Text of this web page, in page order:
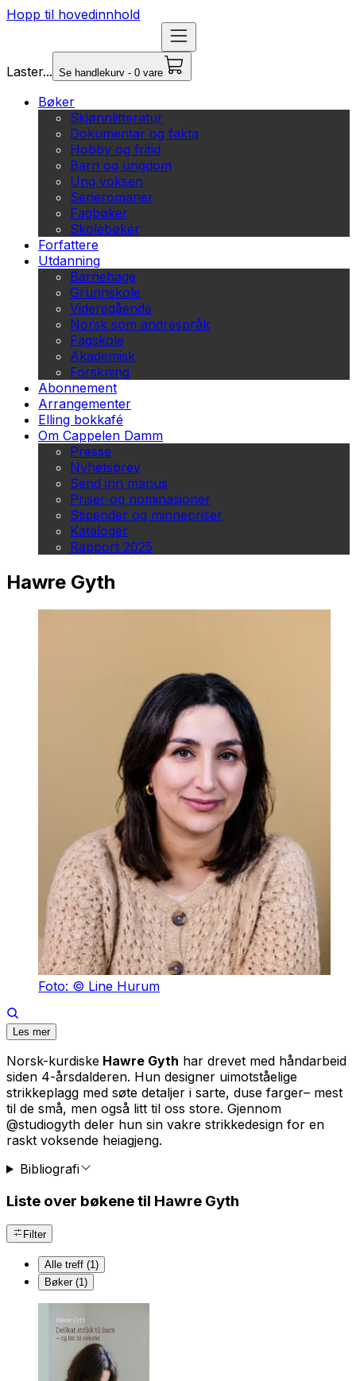
Hopp til hovedinnhold
Laster... Se handlekurv - 0 vare
Bøker
Skjønnlitteratur
Dokumentar og fakta
Hobby og fritid
Barn og ungdom
Ung voksen
Serieromaner
Fagbøker
Skolebøker
Forfattere
Utdanning
Barnehage
Grunnskole
Videregående
Norsk som andrespråk
Fagskole
Akademisk
Forskning
Abonnement
Arrangementer
Elling bokkafé
Om Cappelen Damm
Presse
Nyhetsbrev
Send inn manus
Priser og nominasjoner
Stipender og minnepriser
Kataloger
Rapport 2025
Hawre Gyth
Foto: © Line Hurum
Les mer
Norsk-kurdiske Hawre Gyth har drevet med håndarbeid
siden 4-årsdalderen. Hun designer uimotståelige
strikkeplagg med søte detaljer i sarte, duse farger– mest
til de små, men også litt til oss store. Gjennom
@studiogyth deler hun sin vakre strikkedesign for en
raskt voksende heiagjeng.
Bibliografi
Liste over bøkene til Hawre Gyth
Filter
Alle treff (1)
Bøker (1)